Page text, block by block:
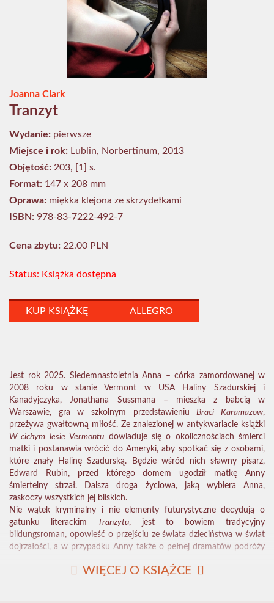
Joanna Clark
Tranzyt
Wydanie: pierwsze
Miejsce i rok: Lublin, Norbertinum, 2013
Objętość: 203, [1] s.
Format: 147 x 208 mm
Oprawa: miękka klejona ze skrzydełkami
ISBN: 978-83-7222-492-7
Cena zbytu: 22.00 PLN
Status: Książka dostępna
KUP KSIĄŻKĘ ALLEGRO
Jest rok 2025. Siedemnastoletnia Anna – córka zamordowanej w
2008 roku w stanie Vermont w USA Haliny Szadurskiej i
Kanadyjczyka, Jonathana Sussmana – mieszka z babcią w
Warszawie, gra w szkolnym przedstawieniuBraci Karamazow,
przeżywa gwałtowną miłość. Ze znalezionej w antykwariacie książki
W cichym lesie Vermontu dowiaduje się o okolicznościach śmierci
matki i postanawia wrócić do Ameryki, aby spotkać się z osobami,
które znały Halinę Szadurską. Będzie wśród nich sławny pisarz,
Edward Rubin, przed którego domem ugodził matkę Anny
śmiertelny strzał. Dalsza droga życiowa, jaką wybiera Anna,
zaskoczy wszystkich jej bliskich.
Nie wątek kryminalny i nie elementy futurystyczne decydują o
gatunku literackim Tranzytu, jest to bowiem tradycyjny
bildungsroman, opowieść o przejściu ze świata dzieciństwa w świat
dojrzałości, a w przypadku Anny także o pełnej dramatów podróży
WIĘCEJ O KSIĄŻCE